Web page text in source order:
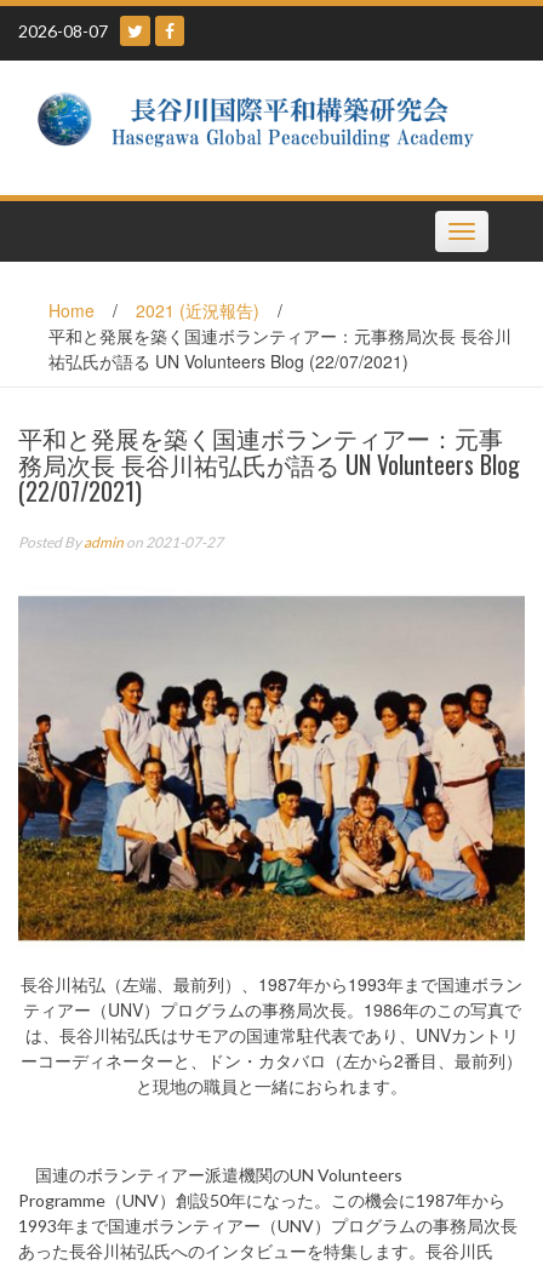
Skip
content
2026-08-07
Toggle
navigation
Home / 2021 (近況報告)
/
平和と発展を築く国連ボランティアー：元事務局次長 長谷川
祐弘氏が語る UN Volunteers Blog (22/07/2021)
平和と発展を築く国連ボランティアー：元事
務局次長 長谷川祐弘氏が語る UN Volunteers Blog
(22/07/2021)
Posted Byadmin on 2021-07-27
長谷川祐弘（左端、最前列）、1987年から1993年まで国連ボラン
ティアー（UNV）プログラムの事務局次長。1986年のこの写真で
は、長谷川祐弘氏はサモアの国連常駐代表であり、UNVカントリ
ーコーディネーターと、ドン・カタバロ（左から2番目、最前列）
と現地の職員と一緒におられます。
国連のボランティアー派遣機関のUN Volunteers
Programme（UNV）創設50年になった。この機会に1987年から
1993年まで国連ボランティアー（UNV）プログラムの事務局次長
あった長谷川祐弘氏へのインタビューを特集します。長谷川氏